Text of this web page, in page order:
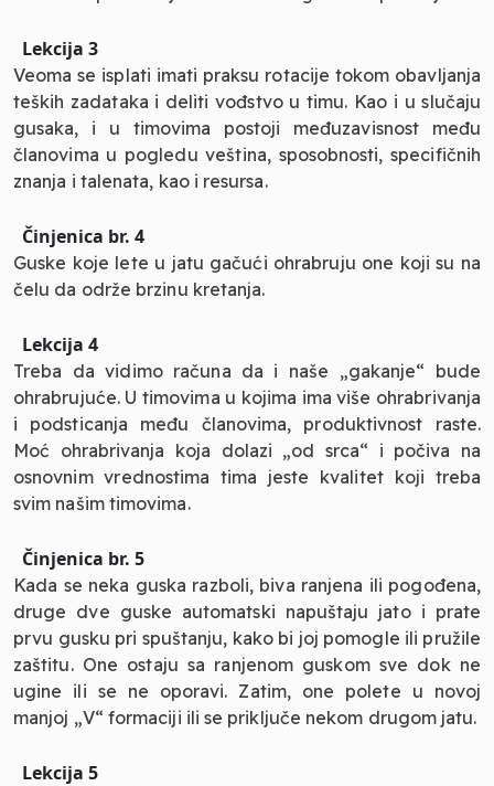
Lekcija 3
Veoma se isplati imati praksu rotacije tokom obavljanja
teških zadataka i deliti vođstvo u timu. Kao i u slučaju
gusaka, i u timovima postoji međuzavisnost među
članovima u pogledu veština, sposobnosti, specifičnih
znanja i talenata, kao i resursa.
Činjenica br. 4
Guske koje lete u jatu gačući ohrabruju one koji su na
čelu da održe brzinu kretanja.
Lekcija 4
Treba da vidimo računa da i naše „gakanje“ bude
ohrabrujuće. U timovima u kojima ima više ohrabrivanja
i podsticanja među članovima, produktivnost raste.
Moć ohrabrivanja koja dolazi „od srca“ i počiva na
osnovnim vrednostima tima jeste kvalitet koji treba
svim našim timovima.
Činjenica br. 5
Kada se neka guska razboli, biva ranjena ili pogođena,
druge dve guske automatski napuštaju jato i prate
prvu gusku pri spuštanju, kako bi joj pomogle ili pružile
zaštitu. One ostaju sa ranjenom guskom sve dok ne
ugine ili se ne oporavi. Zatim, one polete u novoj
manjoj „V“ formaciji ili se priključe nekom drugom jatu.
Lekcija 5